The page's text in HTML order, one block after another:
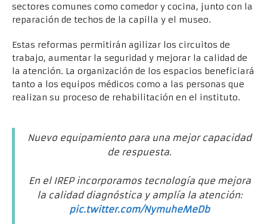
sectores comunes como comedor y cocina, junto con la
reparación de techos de la capilla y el museo.
Estas reformas permitirán agilizar los circuitos de
trabajo, aumentar la seguridad y mejorar la calidad de
la atención. La organización de los espacios beneficiará
tanto a los equipos médicos como a las personas que
realizan su proceso de rehabilitación en el instituto.
Nuevo equipamiento para una mejor capacidad
de respuesta.
En el IREP incorporamos tecnología que mejora
la calidad diagnóstica y amplía la atención:
pic.twitter.com/NymuheMeDb